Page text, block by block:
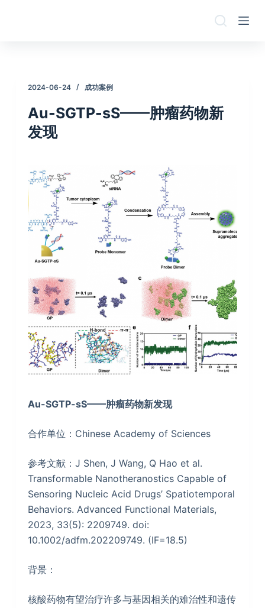
2024-06-24 成功案例
Au-SGTP-sS——肿瘤药物新
发现
Au-SGTP-sS——肿瘤药物新发现
合作单位：Chinese Academy of Sciences
参考文献：J Shen, J Wang, Q Hao et al.
Transformable Nanotheranostics Capable of
Sensoring Nucleic Acid Drugs’ Spatiotemporal
Behaviors. Advanced Functional Materials,
2023, 33(5): 2209749. doi:
10.1002/adfm.202209749. (IF=18.5)
背景：
核酸药物有望治疗许多与基因相关的难治性和遗传